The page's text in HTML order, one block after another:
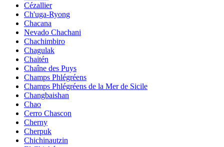
Cézallier
Ch'uga-Ryong
Chacana
Nevado Chachani
Chachimbiro
Chagulak
Chaitén
Chaîne des Puys
Champs Phlégréens
Champs Phlégréens de la Mer de Sicile
Changbaishan
Chao
Cerro Chascon
Cherny
Cherpuk
Chichinautzin